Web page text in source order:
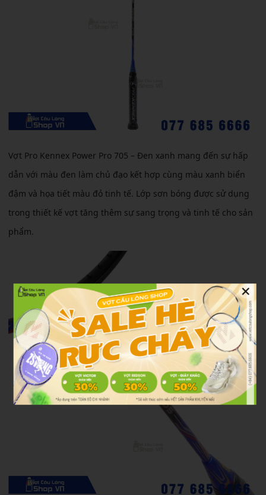
Vợt Pro Kennex Power Pro 705 – Đen xanh mang đến sự hấp
dẫn với màu đen làm chủ đạo kết hợp cùng màu xanh biển
đậm và họa tiết màu đỏ tinh tế. Lớp sơn bóng được sử dụng
trong thiết kế vợt tăng thêm sự sang trọng và tinh tế cho sản
phẩm.
×